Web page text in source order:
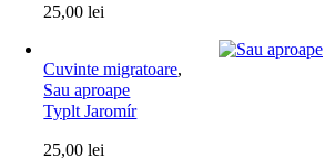
25,00lei
Cuvinte migratoare,
Sau aproape
Typlt Jaromír
25,00lei